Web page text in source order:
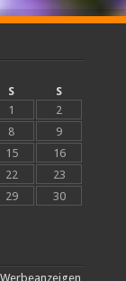
S
S
1
2
8
9
15
16
22
23
29
30